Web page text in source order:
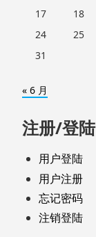
17
18
24
25
31
« 6 月
注册/登陆
用户登陆
用户注册
忘记密码
注销登陆